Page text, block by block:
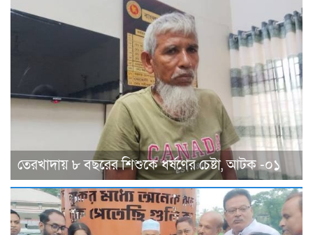
তেরখাদায় ৮ বছরের শিশুকে ধর্ষণের চেষ্টা, আটক -০১